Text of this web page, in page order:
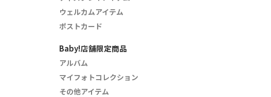
ウェルカムアイテム
ポストカード
Baby!店舗限定商品
アルバム
マイフォトコレクション
その他アイテム